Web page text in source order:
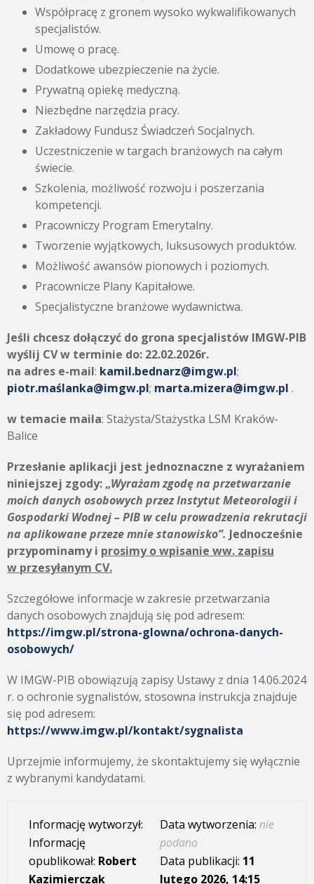
Współpracę z gronem wysoko wykwalifikowanych
specjalistów.
Umowę o pracę.
Dodatkowe ubezpieczenie na życie.
Prywatną opiekę medyczną.
Niezbędne narzędzia pracy.
Zakładowy Fundusz Świadczeń Socjalnych.
Uczestniczenie w targach branżowych na całym
świecie.
Szkolenia, możliwość rozwoju i poszerzania
kompetencji.
Pracowniczy Program Emerytalny.
Tworzenie wyjątkowych, luksusowych produktów.
Możliwość awansów pionowych i poziomych.
Pracownicze Plany Kapitałowe.
Specjalistyczne branżowe wydawnictwa.
Jeśli chcesz dołączyć do grona specjalistów IMGW-PIB
wyślij CV w terminie do: 22.02.2026r.
na adres e-mail: kamil.bednarz@imgw.pl;
piotr.maślanka@imgw.pl; marta.mizera@imgw.pl .
w temacie maila: Stażysta/Stażystka LSM Kraków-
Balice
Przesłanie aplikacji jest jednoznaczne z wyrażaniem
niniejszej zgody: „Wyrażam zgodę na przetwarzanie
moich danych osobowych przezInstytut Meteorologii i
Gospodarki Wodnej – PIB w celu prowadzenia rekrutacji
na aplikowane przeze mnie stanowisko”. Jednocześnie
przypominamy i prosimy o wpisanie ww. zapisu
w przesyłanym CV.
Szczegółowe informacje w zakresie przetwarzania
danych osobowych znajdują się pod adresem:
https://imgw.pl/strona-glowna/ochrona-danych-
osobowych/
W IMGW-PIB obowiązują zapisy Ustawy z dnia 14.06.2024
r. o ochronie sygnalistów, stosowna instrukcja znajduje
się pod adresem:
https://www.imgw.pl/kontakt/sygnalista
Uprzejmie informujemy, że skontaktujemy się wyłącznie
z wybranymi kandydatami.
Informację wytworzył:
Informację
opublikował: Robert
Kazimierczak
Data wytworzenia: nie
podano
Data publikacji: 11
lutego 2026, 14:15